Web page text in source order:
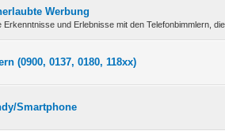
Werbung
und Erlebnisse mit den Telefonbimmlern,
(0900, 0137, 0180, 118xx)
Smartphone